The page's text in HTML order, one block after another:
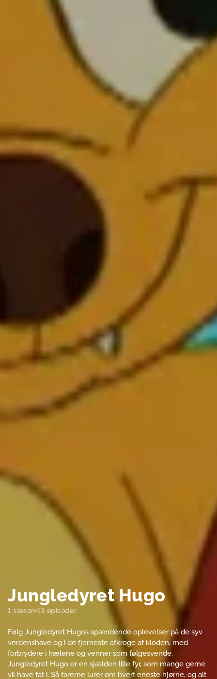
Jungledyret Hugo
1 sæson 13 episoder
Følg Jungledyret Hugos spændende oplevelser på de syv
verdenshave og i de fjerneste afkroge af kloden, med
forbrydere i hælene og venner som følgesvende.
Jungledyret Hugo er en sjælden lille fyr, som mange gerne
vil have fat i. Så farerne lurer om hvert eneste hjørne, og alt